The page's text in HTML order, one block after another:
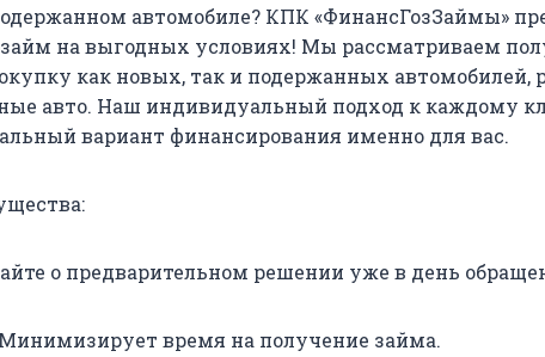
автомобиле? КПК «ФинансГозЗаймы»
на выгодных условиях! Мы рассматриваем
как новых, так и подержанных автомобилей,
авто. Наш индивидуальный подход к каждому
вариант финансирования именно для вас.
о предварительном решении уже в день
время на получение займа.